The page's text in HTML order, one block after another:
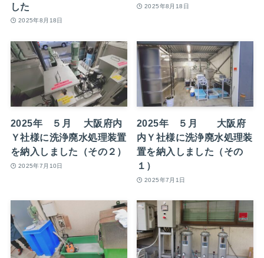
した
2025年8月18日
2025年8月18日
2025年 ５月 大阪府内
Ｙ社様に洗浄廃水処理装置
を納入しました（その２）
2025年7月10日
2025年 ５月 大阪府
内Ｙ社様に洗浄廃水処理装
置を納入しました（その
１）
2025年7月1日